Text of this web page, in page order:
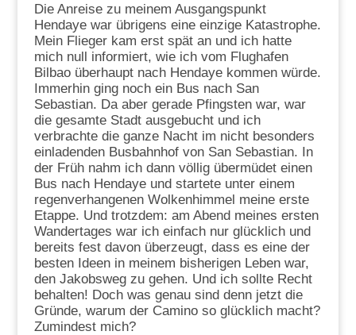
Die Anreise zu meinem Ausgangspunkt
Hendaye war übrigens eine einzige Katastrophe.
Mein Flieger kam erst spät an und ich hatte
mich null informiert, wie ich vom Flughafen
Bilbao überhaupt nach Hendaye kommen würde.
Immerhin ging noch ein Bus nach San
Sebastian. Da aber gerade Pfingsten war, war
die gesamte Stadt ausgebucht und ich
verbrachte die ganze Nacht im nicht besonders
einladenden Busbahnhof von San Sebastian. In
der Früh nahm ich dann völlig übermüdet einen
Bus nach Hendaye und startete unter einem
regenverhangenen Wolkenhimmel meine erste
Etappe. Und trotzdem: am Abend meines ersten
Wandertages war ich einfach nur glücklich und
bereits fest davon überzeugt, dass es eine der
besten Ideen in meinem bisherigen Leben war,
den Jakobsweg zu gehen. Und ich sollte Recht
behalten! Doch was genau sind denn jetzt die
Gründe, warum der Camino so glücklich macht?
Zumindest mich?